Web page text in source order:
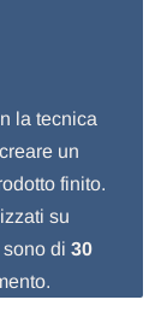
la tecnica
un
finito.
su
di 30